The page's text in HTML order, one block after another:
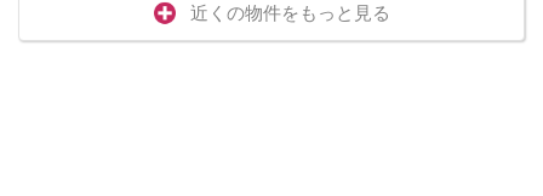
近くの物件をもっと見る